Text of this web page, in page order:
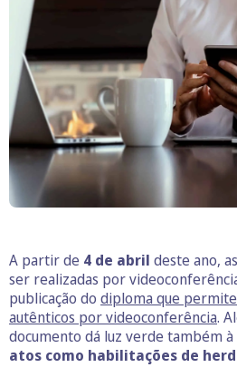
A partir de 4 de abril deste ano,
ser realizadas por
publicação do diploma que
autênticos por videoconferência.
documento dá luz verde também à
atos como habilitações de